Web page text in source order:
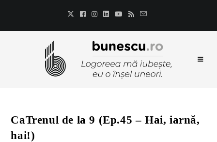
CaTrenul de la 9 (Ep.45 – Hai, iarnă,
hai!)